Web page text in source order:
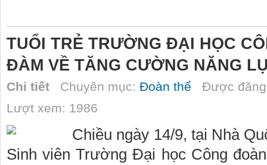
TUỔI TRẺ TRƯỜNG ĐẠI HỌC
ĐÀM VỀ TĂNG CƯỜNG NĂNG
Chi tiết Chuyên mục: Đoàn thể Được
Lượt xem: 1986
Chiều ngày 14/9, tại Nhà
Sinh viên Trường Đại học Công